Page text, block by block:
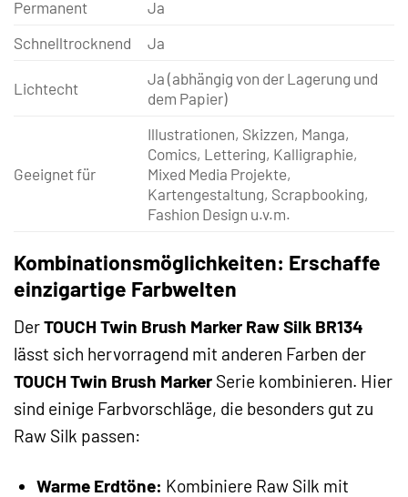
Permanent
Ja
Schnelltrocknend
Ja
Lichtecht
Ja (abhängig von der Lagerung und
dem Papier)
Geeignet für
Illustrationen, Skizzen, Manga,
Comics, Lettering, Kalligraphie,
Mixed Media Projekte,
Kartengestaltung, Scrapbooking,
Fashion Design u.v.m.
Kombinationsmöglichkeiten: Erschaffe
einzigartige Farbwelten
DerTOUCH Twin Brush Marker Raw Silk BR134
lässt sich hervorragend mit anderen Farben der
TOUCH Twin Brush Marker Serie kombinieren. Hier
sind einige Farbvorschläge, die besonders gut zu
Raw Silk passen:
Warme Erdtöne: Kombiniere Raw Silk mit